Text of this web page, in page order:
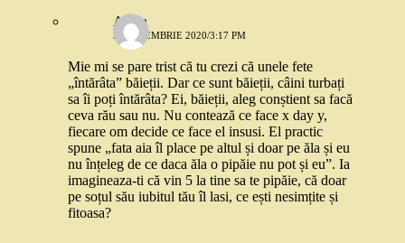
Alexa
3 SEPTEMBRIE 2020/3:17 PM
Mie mi se pare trist că tu crezi că unele fete
„întărâta” băieții. Dar ce sunt băieții, câini turbați
sa îi poți întărâta? Ei, băieții, aleg conștient sa facă
ceva rău sau nu. Nu contează ce face x day y,
fiecare om decide ce face el insusi. El practic
spune „fata aia îl place pe altul și doar pe ăla și eu
nu înțeleg de ce daca ăla o pipăie nu pot și eu”. Ia
imagineaza-ti că vin 5 la tine sa te pipăie, că doar
pe soțul său iubitul tău îl lasi, ce ești nesimțite și
fitoasa?